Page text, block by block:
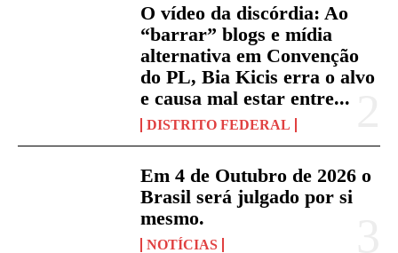
O vídeo da discórdia: Ao
“barrar” blogs e mídia
alternativa em Convenção
do PL, Bia Kicis erra o alvo
e causa mal estar entre...
DISTRITO FEDERAL
Em 4 de Outubro de 2026 o
Brasil será julgado por si
mesmo.
NOTÍCIAS